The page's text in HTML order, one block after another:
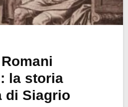
la storia
di Siagrio